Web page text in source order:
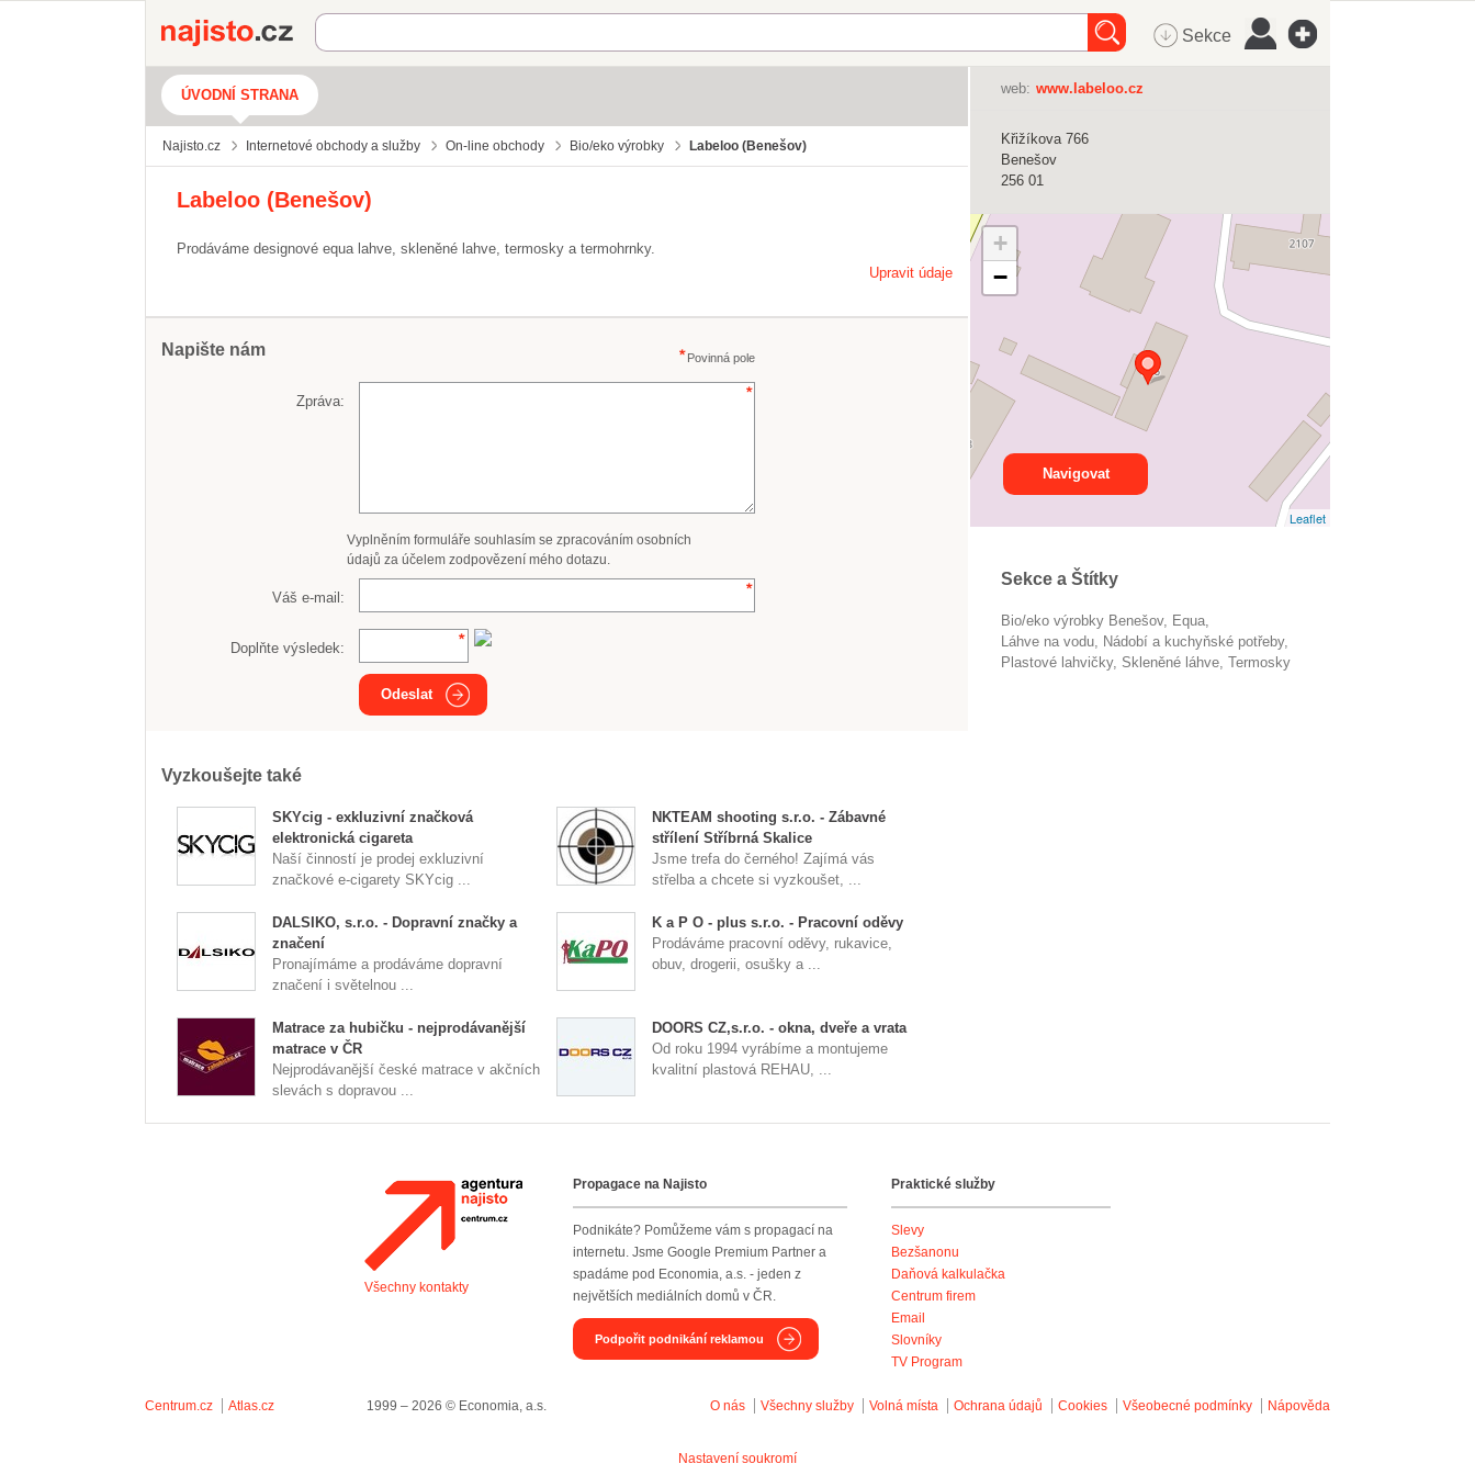
Najisto.cz Sekce
ÚVODNÍ STRANA
Najisto.cz Internetové obchody a služby On-line obchody Bio/eko výrobky Labeloo (Benešov)
Labeloo (Benešov)
Prodáváme designové equa lahve, skleněné lahve, termosky a termohrnky.
Upravit údaje
Napište nám Povinná pole
Zpráva:
Vyplněním formuláře souhlasím se zpracováním osobních
údajů za účelem zodpovězení mého dotazu.
Váš e-mail:
Doplňte výsledek:
Odeslat
Vyzkoušejte také
SKYcig - exkluzivní značková
elektronická cigareta
Naší činností je prodej exkluzivní
značkové e-cigarety SKYcig ...
NKTEAM shooting s.r.o. - Zábavné
střílení Stříbrná Skalice
Jsme trefa do černého! Zajímá vás
střelba a chcete si vyzkoušet, ...
DALSIKO, s.r.o. - Dopravní značky a
značení
Pronajímáme a prodáváme dopravní
značení i světelnou ...
K a P O - plus s.r.o. - Pracovní oděvy
Prodáváme pracovní oděvy, rukavice,
obuv, drogerii, osušky a ...
Matrace za hubičku - nejprodávanější
matrace v ČR
Nejprodávanější české matrace v akčních
slevách s dopravou ...
DOORS CZ,s.r.o. - okna, dveře a vrata
Od roku 1994 vyrábíme a montujeme
kvalitní plastová REHAU, ...
web: www.labeloo.cz
Křižíkova 766
Benešov
256 01
+
−
Leaflet
Navigovat
Sekce a Štítky
Bio/eko výrobky Benešov
Equa
láhve na vodu
Nádobí a kuchyňské potřeby
plastové lahvičky
skleněné láhve termosky
Agentura Najisto
Všechny kontakty
Propagace na Najisto
Podnikáte? Pomůžeme vám s propagací na
internetu. Jsme Google Premium Partner a
spadáme pod Economia, a.s. - jeden z
největších mediálních domů v ČR.
Podpořit podnikání reklamou
Praktické služby
Slevy
Bezšanonu
Daňová kalkulačka
Centrum firem
Email
Slovníky
TV Program
Centrum.cz Atlas.cz 1999 – 2026 © Economia, a.s. O nás Všechny služby Volná místa Ochrana údajů Cookies Všeobecné podmínky Nápověda
Nastavení soukromí